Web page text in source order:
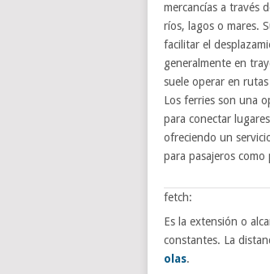
mercancías a través
ríos, lagos o mares.
facilitar el
generalmente en
suele operar en
Los ferries son una
para conectar
ofreciendo un
para pasajeros como
fetch:
Es la extensión o
constantes. La
olas.